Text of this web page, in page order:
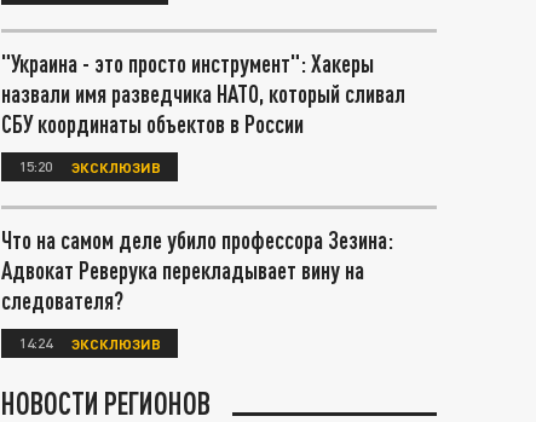
"Украина - это просто инструмент": Хакеры
назвали имя разведчика НАТО, который сливал
СБУ координаты объектов в России
15:20 ЭКСКЛЮЗИВ
Что на самом деле убило профессора Зезина:
Адвокат Реверука перекладывает вину на
следователя?
14:24 ЭКСКЛЮЗИВ
НОВОСТИ РЕГИОНОВ